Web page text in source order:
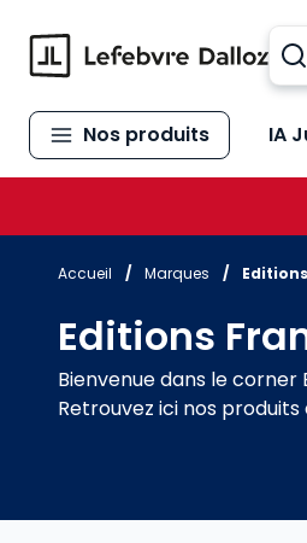
Nos produits IA
Accueil / Marques /
Editions
Bienvenue dans le corner
Retrouvez ici nos